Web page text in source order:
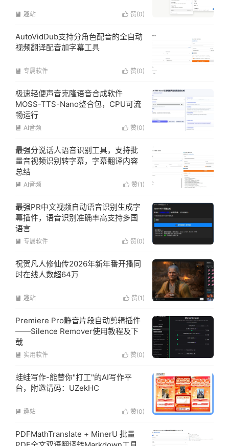
 赞(0)
 趣站
AutoVidDub支持分角色配音的全自动
视频翻译配音加字幕工具
 赞(0)
 专属软件
极速轻便声音克隆语音合成软件
MOSS-TTS-Nano整合包，CPU可流
畅运行
 赞(0)
 AI音频
最强分说话人语音识别工具，支持批
量音视频识别转字幕，字幕翻译内容
总结
 赞(1 )
 AI音频
最强PR中文视频自动语音识别生成字
幕插件，语音识别准确率高支持多国
语言
 赞(0)
 专属软件
祝贺凡人修仙传2026年新年番开播同
时在线人数超64万
 赞(1 )
 趣站
Premiere Pro静音片段自动剪辑插件
——Silence Remover使用教程及下
载
 赞(0)
 实用软件
蛙蛙写作-能替你"打工"的AI写作平
台，附邀请码：UZekHC
 赞(0)
 趣站
PDFMathTranslate + MinerU 批量